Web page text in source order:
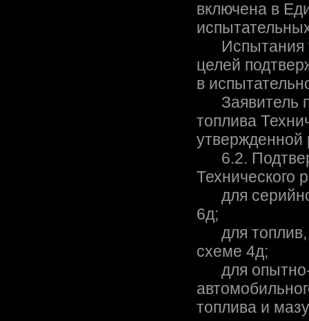
включена в
Испытания
целей
в
Заявитель
топлива
6.2.
Технического
для серийно
6д;
для топлив,
схеме 4д;
для опытно-
топлива и